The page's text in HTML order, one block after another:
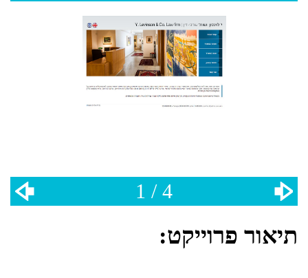
1 / 4
תיאור פרוייקט: